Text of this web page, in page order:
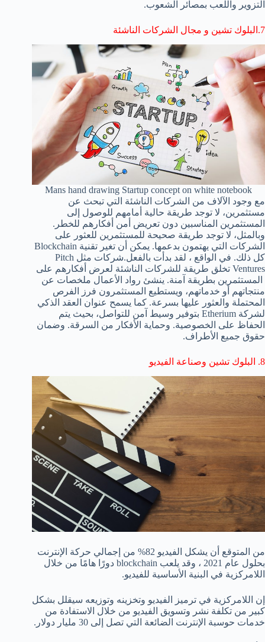
التزوير واللعب بمصائر الشعوب.
7.البلوك تشين و مجال الشركات الناشئة
Mans hand drawing Startup concept on white notebook
مع وجود الآلاف من الشركات الناشئة التي تبحث عن
مستثمرين، لا توجد طريقة حالية أمامهم للوصول إلى
المستثمرين المناسبين دون تعريض أمن أفكارهم للخطر.
وبالمثل، لا توجد طريقة صحيحة للمستثمرين للعثور على
الشركات التي يهتمون بدعمها. يمكن أن تغير تقنية Blockchain
كل ذلك. في الواقع ، لقد بدأت بالفعل.شركات مثل Pitch
Ventures تخلق طريقة للشركات الناشئة لعرض أفكارهم على
المستثمرين بطريقة آمنة. ينشئ رواد الأعمال ملخصات عن
منتجاتهم أو خدماتهم، ويستطيع المستثمرون فرز الفرص
المحتملة والعثور عليها بسرعة. كما يسمح عنوان العقد الذكي
لشركة Etherium بتوفير وسيط آمن للتواصل، بحيث يتم
الحفاظ على الخصوصية. وحماية الأفكار من السرقة. وضمان
حقوق جميع الأطراف.
8. البلوك تشين وصناعة الفيديو
من المتوقع أن يشكل الفيديو 82% من إجمالي حركة الإنترنت
بحلول عام 2021 ، وقد يلعب blockchain دورًا هامًا من خلال
اللامركزية في البنية الأساسية للفيديو.
إن اللامركزية في ترميز الفيديو وتخزينه وتوزيعه سيقلل بشكل
كبير من تكلفة نشر وتسويق الفيديو من خلال الاستفادة من
خدمات حوسبة الإنترنت الضائعة التي تصل إلى 30 مليار دولار.